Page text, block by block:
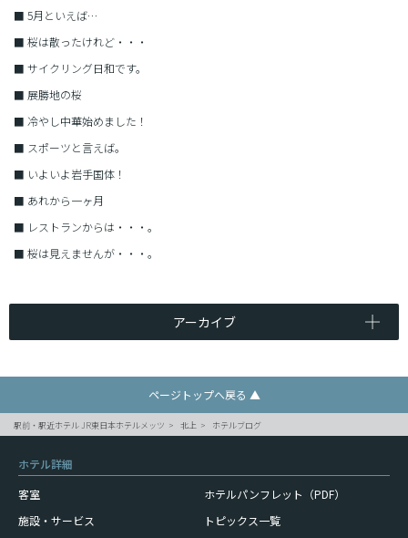
■ 5月といえば…
■ 桜は散ったけれど・・・
■ サイクリング日和です。
■ 展勝地の桜
■ 冷やし中華始めました！
■ スポーツと言えば。
■ いよいよ岩手国体！
■ あれから一ヶ月
■ レストランからは・・・。
■ 桜は見えませんが・・・。
アーカイブ
ページトップへ戻る ▲
駅前・駅近ホテル JR東日本ホテルメッツ 北上 ホテルブログ
ホテル詳細
客室
施設・サービス
ホテルパンフレット（PDF）
トピックス一覧